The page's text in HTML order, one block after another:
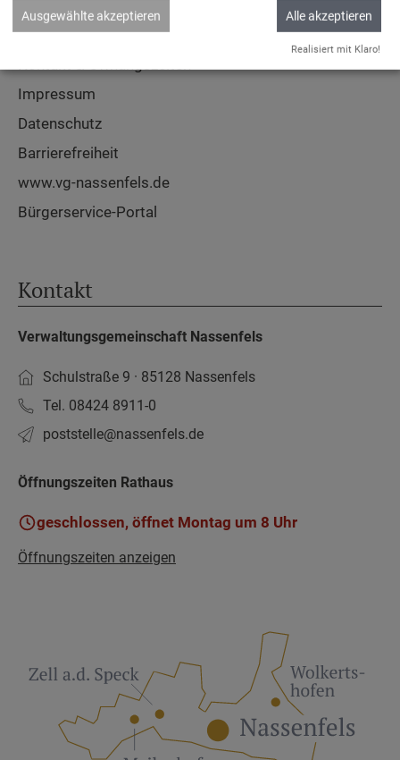
Service
Kontakt & Öffnungszeiten
Impressum
Datenschutz
Barrierefreiheit
www.vg-nassenfels.de
Bürgerservice-Portal
Kontakt
Verwaltungsgemeinschaft Nassenfels
Schulstraße 9 · 85128 Nassenfels
Tel. 08424 8911-0
poststelle­@nassenfels.de
Öffnungszeiten Rathaus
geschlossen, öffnet Montag um 8 Uhr
Öffnungszeiten anzeigen
Ausgewählte akzeptieren Alle akzeptieren
Realisiert mit Klaro!